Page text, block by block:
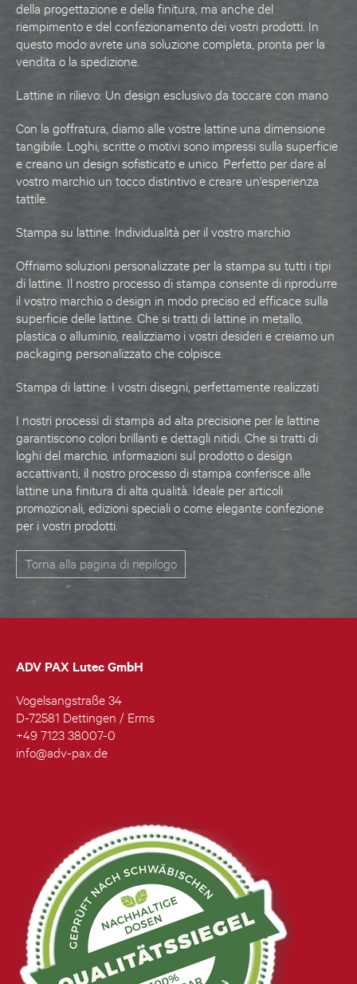
della progettazione e della finitura, ma anche del
riempimento e del confezionamento dei vostri prodotti. In
questo modo avrete una soluzione completa, pronta per la
vendita o la spedizione.
Lattine in rilievo: Un design esclusivo da toccare con mano
Con la goffratura, diamo alle vostre lattine una dimensione
tangibile. Loghi, scritte o motivi sono impressi sulla superficie
e creano un design sofisticato e unico. Perfetto per dare al
vostro marchio un tocco distintivo e creare un'esperienza
tattile.
Stampa su lattine: Individualità per il vostro marchio
Offriamo soluzioni personalizzate per la stampa su tutti i tipi
di lattine. Il nostro processo di stampa consente di riprodurre
il vostro marchio o design in modo preciso ed efficace sulla
superficie delle lattine. Che si tratti di lattine in metallo,
plastica o alluminio, realizziamo i vostri desideri e creiamo un
packaging personalizzato che colpisce.
Stampa di lattine: I vostri disegni, perfettamente realizzati
I nostri processi di stampa ad alta precisione per le lattine
garantiscono colori brillanti e dettagli nitidi. Che si tratti di
loghi del marchio, informazioni sul prodotto o design
accattivanti, il nostro processo di stampa conferisce alle
lattine una finitura di alta qualità. Ideale per articoli
promozionali, edizioni speciali o come elegante confezione
per i vostri prodotti.
Torna alla pagina di riepilogo
ADV PAX Lutec GmbH
Vogelsangstraße 34
D-72581 Dettingen / Erms
+49 7123 38007-0
info@adv-pax.de